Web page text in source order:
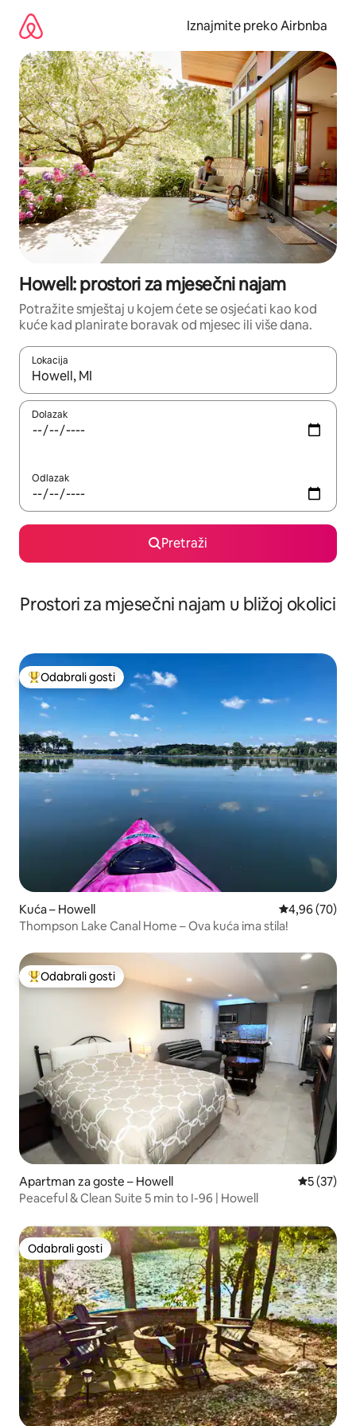
sadržaj
Iznajmite preko Airbnba
Howell: prostori za mjesečni najam
Potražite smještaj u kojem ćete se osjećati kao kod
kuće kad planirate boravak od mjesec ili više dana.
Lokacija
Kada budu dostupni rezultati, moći ćete ih pregledati
Dolazak
Odlazak
Pretraži
Prostori za mjesečni najam u bližoj okolici
Među najviše rangiranima s oznakom „Odabrali gosti”
Odabrali gosti
Kuća – Howell Prosječna
4,96 (70)
Thompson Lake Canal Home – Ova kuća ima stila!
Među najviše rangiranima s oznakom „Odabrali gosti”
Odabrali gosti
Apartman za goste – Howell Prosječna
5 (37)
Peaceful & Clean Suite 5 min to I-96 | Howell
Odabrali gosti
Odabrali gosti